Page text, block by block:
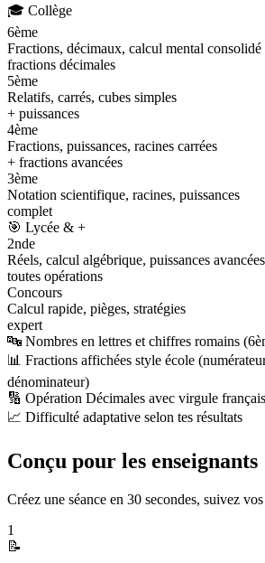
🎓 Collège
6ème
Fractions, décimaux, calcul mental consolidé
fractions décimales
5ème
Relatifs, carrés, cubes simples
+ puissances
4ème
Fractions, puissances, racines carrées
+ fractions avancées
3ème
Notation scientifique, racines, puissances
complet
🎯 Lycée & +
2nde
Réels, calcul algébrique, puissances avancées
toutes opérations
Concours
Calcul rapide, pièges, stratégies
expert
🔤 Nombres en lettres et chiffres romains
📊 Fractions affichées style école
dénominateur)
🔢 Opération Décimales avec virgule
📈 Difficulté adaptative selon tes résultats
Conçu pour les enseignants
Créez une séance en 30 secondes, suivez
1
📝